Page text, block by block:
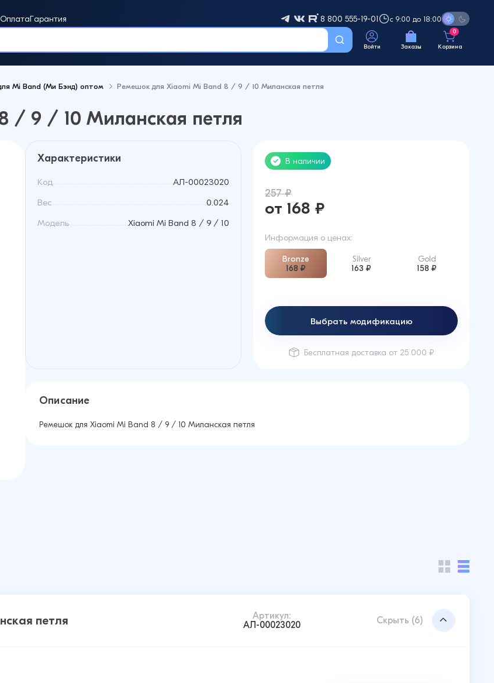
ОплатаГарантия 8 800 555-19-01 с 9:00 до 18:00
Войти Заказы
0
Корзина
Mi Band (Ми Бэнд) оптом Ремешок для Xiaomi Mi Band 8 / 9 / 10 Миланская петля
/ 9 / 10 Миланская петля
Характеристики
Код АЛ-00023020
Вес 0.024
Модель Xiaomi Mi Band 8 / 9 / 10
В наличии
257 ₽
от 168 ₽
Информация о ценах:
Bronze
168 ₽
Silver
163 ₽
Gold
158 ₽
Выбрать модификацию
Бесплатная доставка от 25 000 ₽
Описание
Ремешок для Xiaomi Mi Band 8 / 9 / 10 Миланская петля
петля
Артикул:
АЛ-00023020
Скрыть (6)